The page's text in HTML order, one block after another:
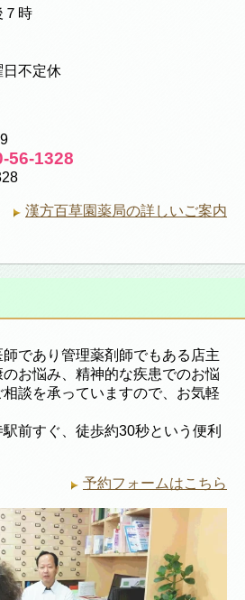
時
不定休
56-1328
漢方百草園薬局の詳しいご案内
であり管理薬剤師でもある店主
お悩み、精神的な疾患でのお悩
談を承っていますので、お気軽
前すぐ、徒歩約30秒という便利
予約フォームはこちら